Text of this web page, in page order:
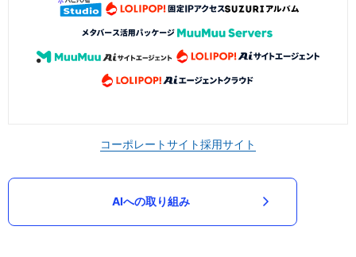
コーポレートサイト採用サイト
AIへの取り組み